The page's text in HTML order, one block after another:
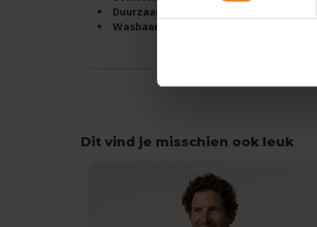
Duurzaamheid:
Wasbaarheid:
Dit vind je misschien ook leuk